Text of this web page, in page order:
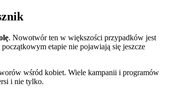
. Nowotwór ten w większości przypadków jest
etapie nie pojawiają się jeszcze
wśród kobiet. Wiele kampanii i programów
i nie tylko.